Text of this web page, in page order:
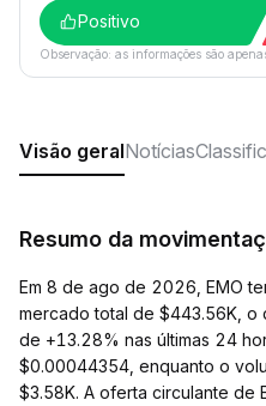
Positivo
Observação: as informações são
Visão geralNotícias
Resumo da
Em 8 de ago de 2026, EMO
mercado total de $443.56K, o
de +13.28% nas últimas 24
$0.00044354, enquanto o
$3.58K. A oferta circulante de